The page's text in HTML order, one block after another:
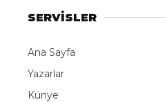
SERVİSLER
Ana Sayfa
Yazarlar
Künye